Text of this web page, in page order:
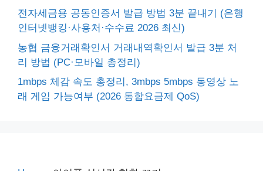
전자세금용 공동인증서 발급 방법 3분 끝내기 (은행
인터넷뱅킹·사용처·수수료 2026 최신)
농협 금융거래확인서 거래내역확인서 발급 3분 처
리 방법 (PC·모바일 총정리)
1mbps 체감 속도 총정리, 3mbps 5mbps 동영상 노
래 게임 가능여부 (2026 통합요금제 QoS)